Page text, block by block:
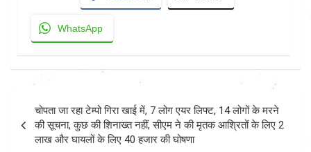
WhatsApp
Post
navigation
चोपता जा रहा टेम्पो गिरा खाई में, 7 लोग एयर लिफ्ट, 14 लोगों के मरने
की सूचना, कुछ की शिनाख्त नहीं, सीएम ने की मृतक आश्रितों के लिए 2
लाख और घायलों के लिए 40 हजार की घोषणा